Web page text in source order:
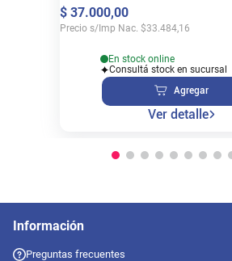
$ 37.000,00
Precio s/Imp Nac. $33.484,16
En stock online
Consultá stock en sucursal
Agregar
Ver detalle
Información
Preguntas frecuentes